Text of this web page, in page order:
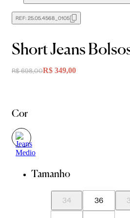
REF: 25.05.4568_0105
Short Jeans
R$ 698,00R$ 349,00
Cor
Tamanho
34 36